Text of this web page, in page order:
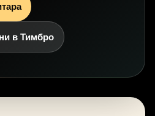
в Тимбро